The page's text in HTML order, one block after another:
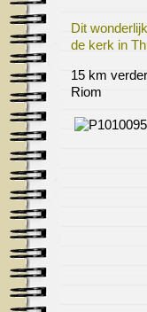
Dit
de kerk in
15 km
Riom